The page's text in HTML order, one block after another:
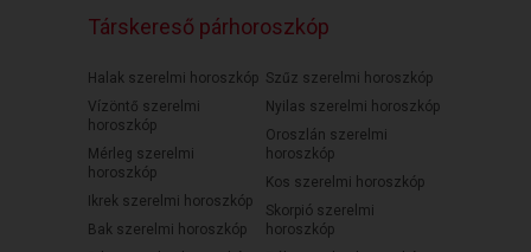
Társkereső párhoroszkóp
Halak szerelmi horoszkóp
Vízöntő szerelmi
horoszkóp
Mérleg szerelmi
horoszkóp
Ikrek szerelmi horoszkóp
Bak szerelmi horoszkóp
Szűz szerelmi horoszkóp
Nyilas szerelmi horoszkóp
Oroszlán szerelmi
horoszkóp
Kos szerelmi horoszkóp
Skorpió szerelmi
horoszkóp